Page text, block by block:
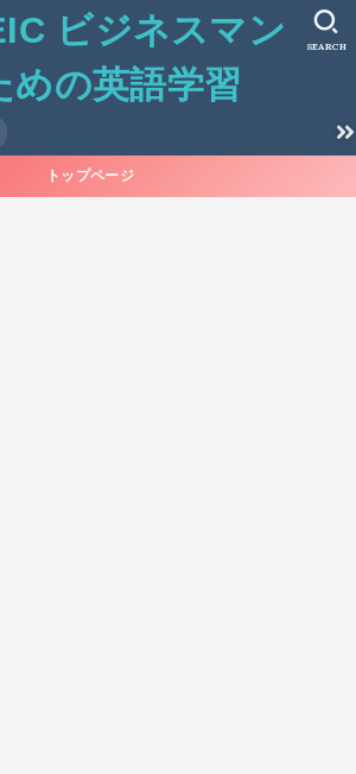
ビジネスマン
めの英語学習
SEARCH
トップページ